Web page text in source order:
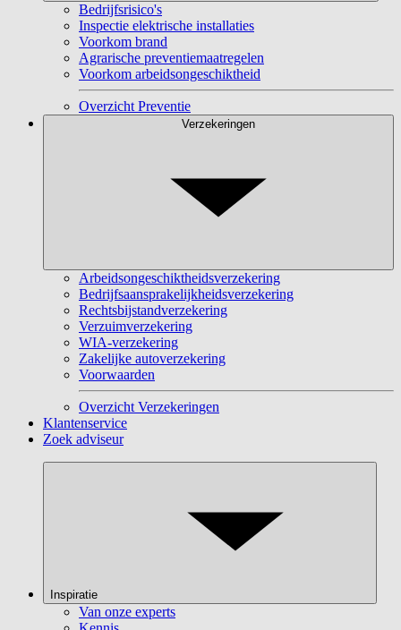
Bedrijfsrisico's
Inspectie elektrische installaties
Voorkom brand
Agrarische preventiemaatregelen
Voorkom arbeidsongeschiktheid
Overzicht Preventie
Verzekeringen
Arbeidsongeschiktheidsverzekering
Bedrijfsaansprakelijkheidsverzekering
Rechtsbijstandverzekering
Verzuimverzekering
WIA-verzekering
Zakelijke autoverzekering
Voorwaarden
Overzicht Verzekeringen
Klantenservice
Zoek adviseur
Inspiratie
Van onze experts